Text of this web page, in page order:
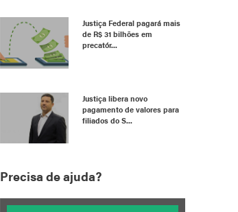
Justiça Federal pagará mais
de R$ 31 bilhões em
precatór...
Justiça libera novo
pagamento de valores para
filiados do S...
Precisa de ajuda?